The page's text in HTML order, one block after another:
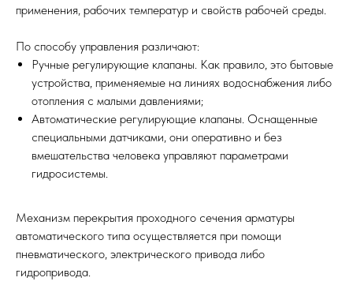
применения, рабочих температур и свойств рабочей среды.
По способу управления различают:
Ручные регулирующие клапаны. Как правило, это бытовые
устройства, применяемые на линиях водоснабжения либо
отопления с малыми давлениями;
Автоматические регулирующие клапаны. Оснащенные
специальными датчиками, они оперативно и без
вмешательства человека управляют параметрами
гидросистемы.
Механизм перекрытия проходного сечения арматуры
автоматического типа осуществляется при помощи
пневматического, электрического привода либо
гидропривода.